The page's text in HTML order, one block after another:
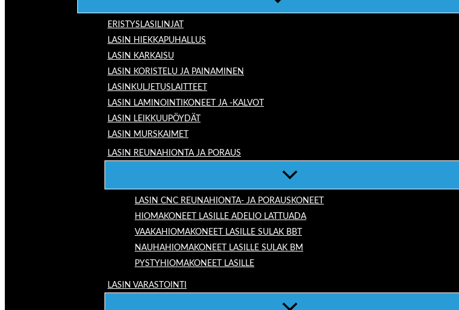
ERISTYSLASILINJAT
LASIN HIEKKAPUHALLUS
LASIN KARKAISU
LASIN KORISTELU JA PAINAMINEN
LASINKULJETUSLAITTEET
LASIN LAMINOINTIKONEET JA -KALVOT
LASIN LEIKKUUPÖYDÄT
LASIN MURSKAIMET
LASIN REUNAHIONTA JA PORAUS
LASIN CNC REUNAHIONTA- JA PORAUSKONEET
HIOMAKONEET LASILLE ADELIO LATTUADA
VAAKAHIOMAKONEET LASILLE SULAK BBT
NAUHAHIOMAKONEET LASILLE SULAK BM
PYSTYHIOMAKONEET LASILLE
LASIN VARASTOINTI